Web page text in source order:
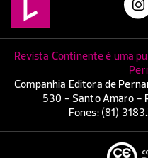
Revista Continente é uma
Companhia Editora de
530 - Santo Amaro -
Fones: (81)